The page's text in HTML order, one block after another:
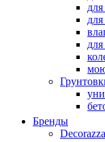
по
Бренды